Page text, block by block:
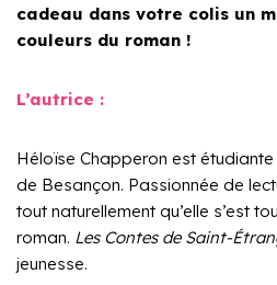
cadeau dans votre colis un
couleurs du roman !
L’autrice :
Héloïse Chapperon est étudiante
de Besançon. Passionnée de
tout naturellement qu’elle s’est
roman. Les Contes de Saint-
jeunesse.